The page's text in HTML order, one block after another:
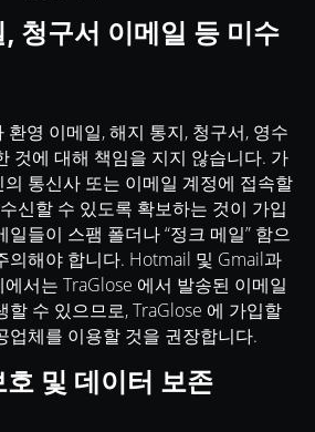
청구서 이메일 등 미수
환영 이메일, 해지 통지, 청구서, 영수
것에 대해 책임을 지지 않습니다. 가
통신사 또는 이메일 계정에 접속할
신할 수 있도록 확보하는 것이 가입
들이 스팸 폴더나 “정크 메일” 함으
의해야 합니다. Hotmail 및 Gmail과
서는 TraGlose 에서 발송된 이메일
할 수 있으므로, TraGlose 에 가입할
업체를 이용할 것을 권장합니다.
및 데이터 보존